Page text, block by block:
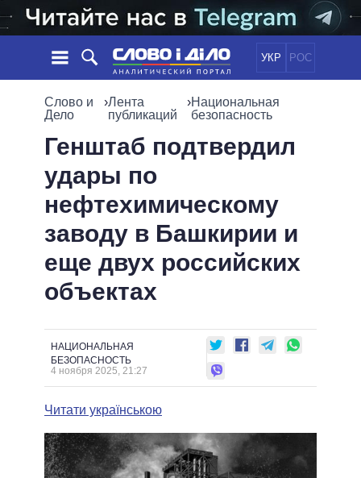
УКР РОС
НОВОСТИ
СТАТЬИ
МНЕНИЯ
ОБЗОРЫ
ДАЙДЖЕСТЫ
ЭКОНОМИКА
МИР
ОБЕЩАНИЯ
ПОЛИТИКИ
ВСЕ ПОЛИТИКИ
ПРЕЗИДЕНТ И ОФИС
ВЕРХОВНАЯ РАДА
КАБИНЕТ МИНИСТРОВ
ГЛАВЫ ОБЛАДМИНИСТРАЦИЙ
МЭРЫ
ВСЕ ПЕРСОНЫ
ИНФОГРАФИКА
ВИДЕО
ПОДДЕРЖАТЬ
Слово и
Дело
›Лента
публикаций
›Национальная
безопасность
Генштаб подтвердил
удары по
нефтехимическому
заводу в Башкирии и
еще двух российских
объектах
НАЦИОНАЛЬНАЯ
БЕЗОПАСНОСТЬ
4 ноября 2025, 21:27
Читати українською